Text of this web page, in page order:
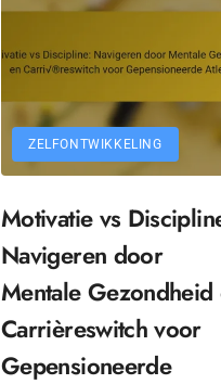
ZELFONTWIKKELING
Motivatie vs
Navigeren door
Mentale Gezondheid
Carrièreswitch voor
Gepensioneerde